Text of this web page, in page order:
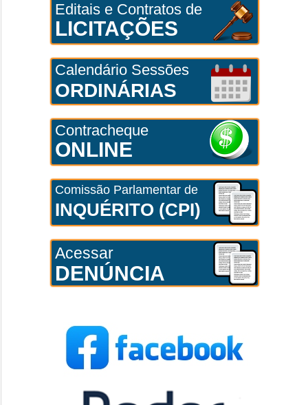
Editais e Contratos de
LICITAÇÕES
Calendário Sessões
ORDINÁRIAS
Contracheque
ONLINE
Comissão Parlamentar de
INQUÉRITO (CPI)
Acessar
DENÚNCIA